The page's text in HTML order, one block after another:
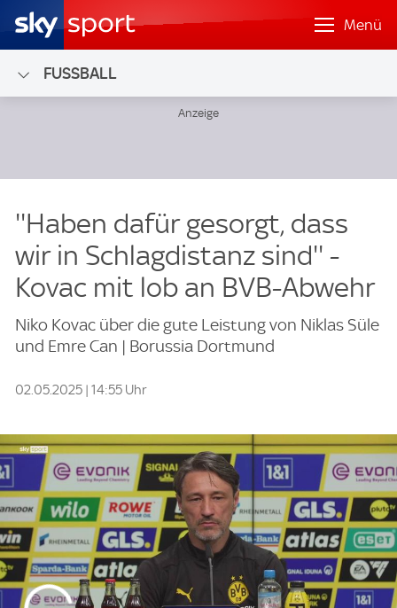
Menü
FUSSBALL
''Haben dafür gesorgt, dass
wir in Schlagdistanz sind'' -
Kovac mit lob an BVB-Abwehr
Niko Kovac über die gute Leistung von Niklas Süle
und Emre Can | Borussia Dortmund
02.05.2025 | 14:55 Uhr